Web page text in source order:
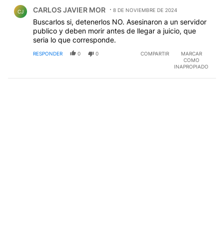
CJ CARLOS JAVIER MOR 8 DE NOVIEMBRE DE 2024
Buscarlos si, detenerlos NO. Asesinaron a un servidor
publico y deben morir antes de llegar a juicio, que
seria lo que corresponde.
RESPONDER 0 0 COMPARTIR
MARCAR
COMO
INAPROPIADO